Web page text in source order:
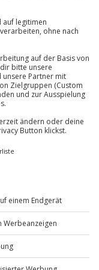
Zeiten,
Vorteile.